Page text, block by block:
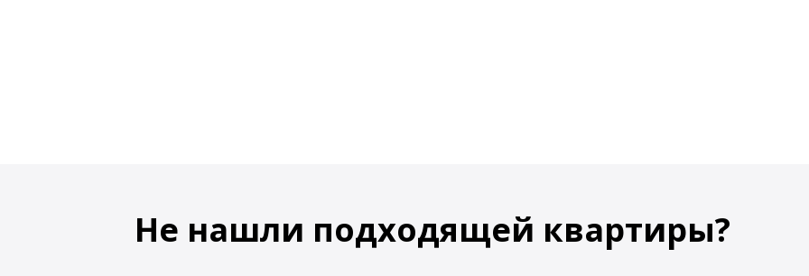
Не нашли подходящей квартиры?